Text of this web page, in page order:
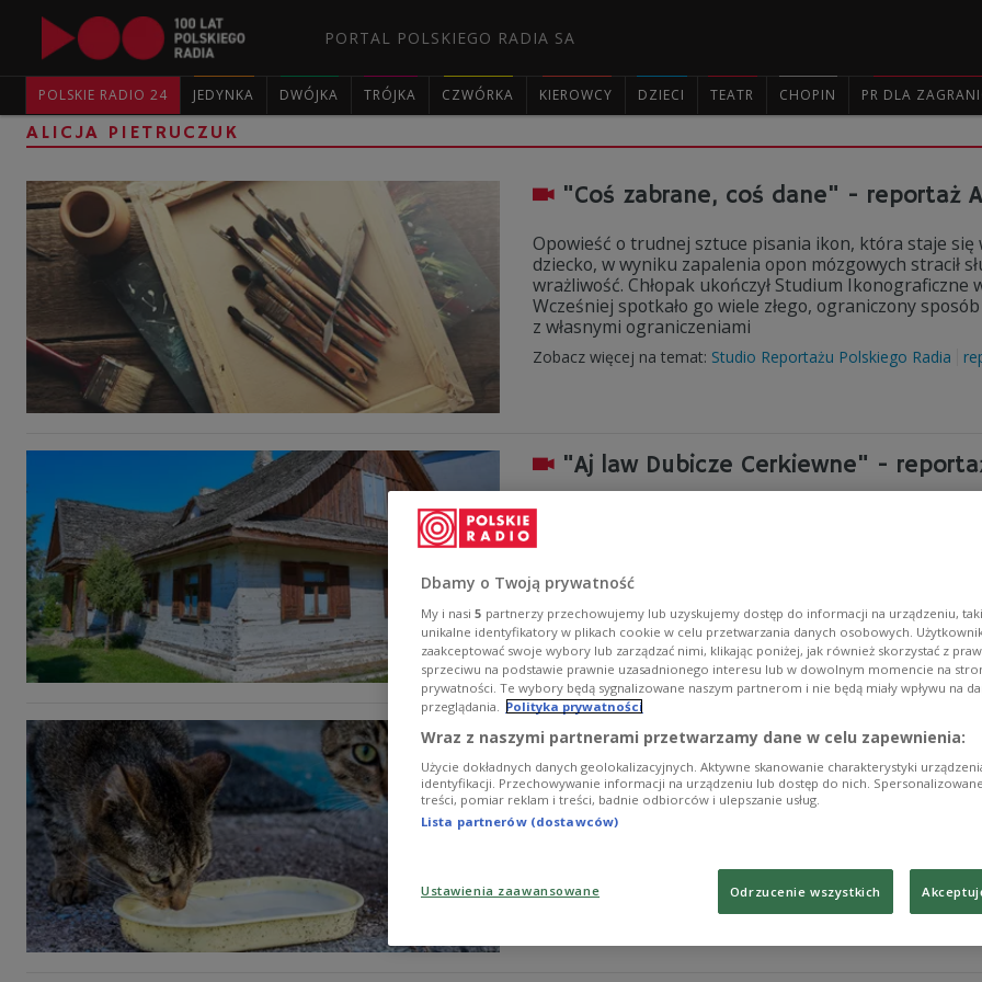
PORTAL POLSKIEGO RADIA SA
POLSKIE RADIO 24 JEDYNKA DWÓJKA TRÓJKA CZWÓRKA KIEROWCY DZIECI TEATR CHOPIN PR DLA
ALICJA PIETRUCZUK
"Coś zabrane, coś dane" - reportaż
Opowieść o trudnej sztuce pisania ikon, która staje
dziecko, w wyniku zapalenia opon mózgowych stracił
wrażliwość. Chłopak ukończył Studium
Wcześniej spotkało go wiele złego, ograniczony
z własnymi ograniczeniami
Zobacz więcej na temat: Studio Reportażu Polskiego Radia
"Aj law Dubicze Cerkiewne" -
To gmina, w której liczby mówią więcej niż oficjalne
na jednego mieszkańca i jednocześnie najszybsze
tempie. Dziś mieszka tu zaledwie 1200 osób. W
Reportaż zagląda do miejsca, które na mapie Polski
symbolem problemów, o których rzadko mówi się głośno.
Zobacz więcej na temat:Studio Reportażu Polskiego Radia
"Koty powszednie" - reportaż Alicji
W Ciełuszkach nad Narwią życie toczy się swoim
Dawniej każdy dom miał swojego kociego strażnika,
Dziś, gdy coraz więcej gospodarstw pustoszeje, koty
podlaskiej wsi znalazły wyjątkowe miejsce. Są
Studio Reportażu Polskiego Radia
Dbamy o Twoją prywatność
My i nasi 5 partnerzy przechowujemy lub uzyskujemy dostęp do informacji na urządzeniu,
unikalne identyfikatory w plikach cookie w celu przetwarzania danych osobowych.
zaakceptować swoje wybory lub zarządzać nimi, klikając poniżej, jak również skorzystać z
sprzeciwu na podstawie prawnie uzasadnionego interesu lub w dowolnym momencie na
prywatności. Te wybory będą sygnalizowane naszym partnerom i nie będą miały wpływu na
przeglądania. Polityka prywatności
Wraz z naszymi partnerami przetwarzamy dane w celu zapewnienia:
Użycie dokładnych danych geolokalizacyjnych. Aktywne skanowanie charakterystyki
identyfikacji. Przechowywanie informacji na urządzeniu lub dostęp do nich.
treści, pomiar reklam i treści, badnie odbiorców i ulepszanie usług.
Lista partnerów (dostawców)
Ustawienia zaawansowane Odrzucenie wszystkich